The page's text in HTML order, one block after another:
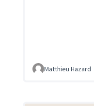
Matthieu Hazard